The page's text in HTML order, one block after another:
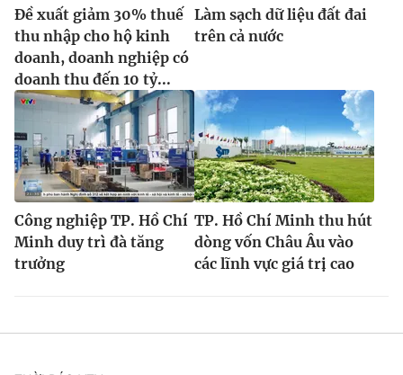
Đề xuất giảm 30% thuế
thu nhập cho hộ kinh
doanh, doanh nghiệp có
doanh thu đến 10 tỷ...
Làm sạch dữ liệu đất đai
trên cả nước
Công nghiệp TP. Hồ Chí
Minh duy trì đà tăng
trưởng
TP. Hồ Chí Minh thu hút
dòng vốn Châu Âu vào
các lĩnh vực giá trị cao